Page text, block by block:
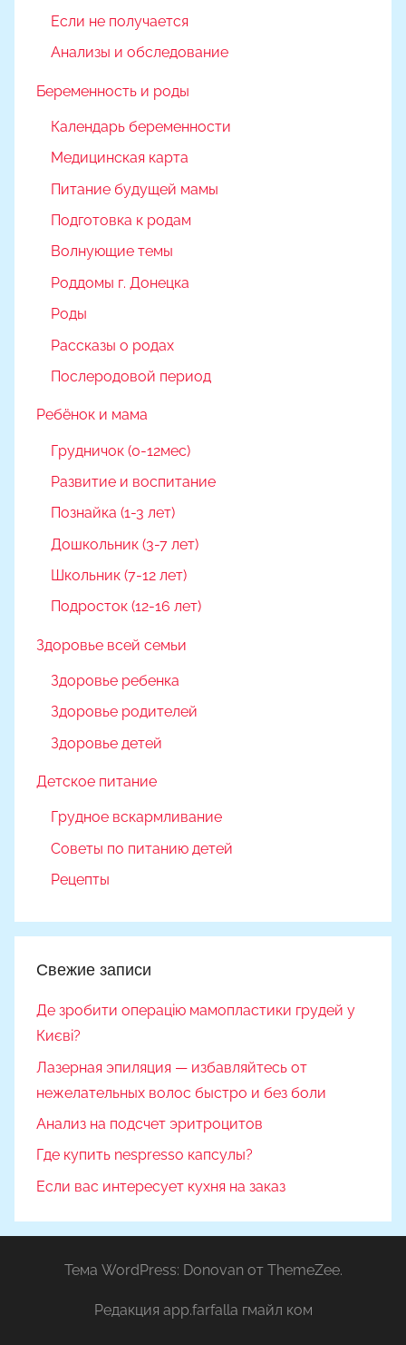
Если не получается
Анализы и обследование
Беременность и роды
Календарь беременности
Медицинская карта
Питание будущей мамы
Подготовка к родам
Волнующие темы
Роддомы г. Донецка
Роды
Рассказы о родах
Послеродовой период
Ребёнок и мама
Грудничок (0-12мес)
Развитие и воспитание
Познайка (1-3 лет)
Дошкольник (3-7 лет)
Школьник (7-12 лет)
Подросток (12-16 лет)
Здоровье всей семьи
Здоровье ребенка
Здоровье родителей
Здоровье детей
Детское питание
Грудное вскармливание
Советы по питанию детей
Рецепты
Свежие записи
Де зробити операцію мамопластики грудей у
Києві?
Лазерная эпиляция — избавляйтесь от
нежелательных волос быстро и без боли
Анализ на подсчет эритроцитов
Где купить nespresso капсулы?
Если вас интересует кухня на заказ
Тема WordPress: Donovan от ThemeZee.
Редакция app.farfalla гмайл ком